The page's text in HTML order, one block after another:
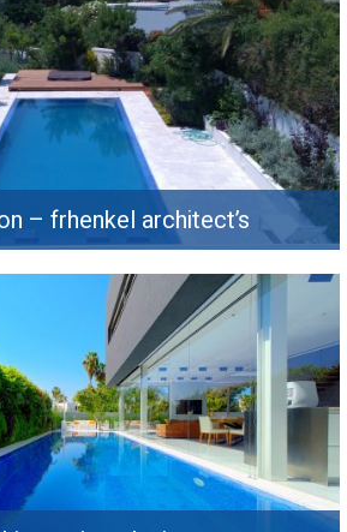
– frhenkel architect’s